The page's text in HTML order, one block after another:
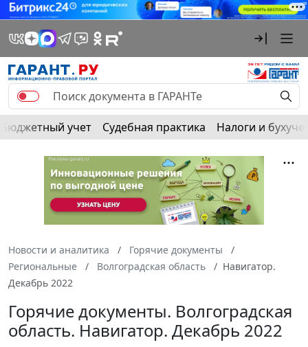
Бюджетный учет Судебная практика Налоги и
Новости и аналитика
Горячие документы
Региональные
Волгоградская область
Навигатор.
Декабрь 2022
Горячие документы. Волгоградская
область. Навигатор. Декабрь 2022